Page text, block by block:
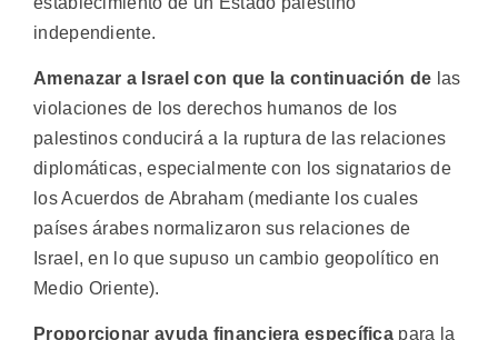
independiente.
Amenazar a Israel con que la continuación de las
violaciones de los derechos humanos de los
palestinos conducirá a la ruptura de las relaciones
diplomáticas, especialmente con los signatarios de
los Acuerdos de Abraham (mediante los cuales
países árabes normalizaron sus relaciones de
Israel, en lo que supuso un cambio geopolítico en
Medio Oriente).
Proporcionar ayuda financiera específica para la